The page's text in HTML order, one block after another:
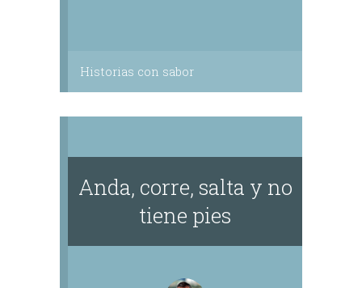
Historias con sabor
Anda, corre, salta y no
tiene pies